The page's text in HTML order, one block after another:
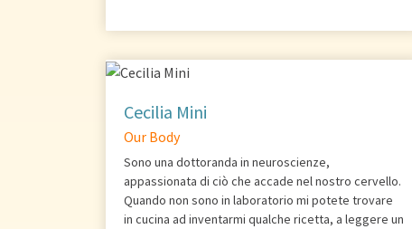
Cecilia Mini
Our Body
Sono una dottoranda in neuroscienze,
appassionata di ciò che accade nel nostro cervello.
Quando non sono in laboratorio mi potete trovare
in cucina ad inventarmi qualche ricetta, a leggere un